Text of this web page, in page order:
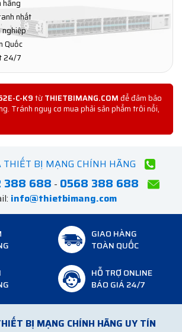
hãng
nhất
nghiệp
Quốc
24/7
C-K9từTHIETBIMANG.COMđể đảm bảo
Tránh nguy cơ mua phải sản phẩm trôi nổi,
THIẾT BỊ MẠNG CHÍNH HÃNG
388 688 - 0568 388 688
info@thietbimang.com
GIAO HÀNG
TOÀN QUỐC
HỖ TRỢ ONLINE
BÁO GIÁ 24/7
BỊ MẠNG CHÍNH HÃNG UY TÍN